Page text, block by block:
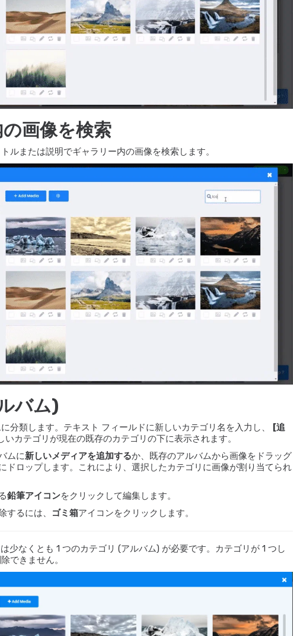
画像を検索
ルまたは説明でギャラリー内の画像を検索します。
バム)
分類します。テキスト フィールドに新しいカテゴリ名を入力し、
[追
いカテゴリが現在の既存のカテゴリの下に表示されます。
ムに新しいメディアを追加するか、既存のアルバムから画像をドラッグ
ドロップします。これにより、選択したカテゴリに画像が割り当てられ
鉛筆アイコンをクリックして編集します。
するには、
ゴミ箱アイコンをクリックします。
少なくとも 1 つのカテゴリ (アルバム) が必要です。カテゴリが 1 つし
できません。